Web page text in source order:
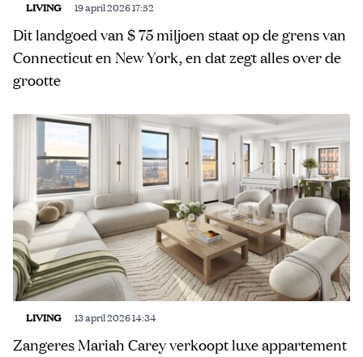
LIVING 19 april 2026 17:52
Dit landgoed van $ 75 miljoen staat op de grens van
Connecticut en New York, en dat zegt alles over de
grootte
LIVING 13 april 2026 14:34
Zangeres Mariah Carey verkoopt luxe appartement